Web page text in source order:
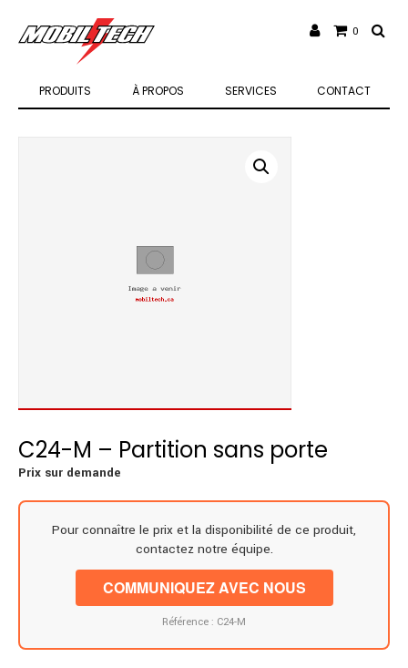
PRODUITS À PROPOS SERVICES CONTACT
0
C24-M – Partition sans porte
Prix sur demande
Pour connaître le prix et la disponibilité de ce produit,
contactez notre équipe.
COMMUNIQUEZ AVEC NOUS
Référence : C24-M